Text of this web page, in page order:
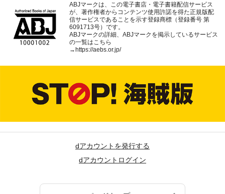
ABJマークは、この電子書店・電子書籍配信サービス
が、著作権者からコンテンツ使用許諾を得た正規版配
信サービスであることを示す登録商標（登録番号 第
6091713号）です。
ABJマークの詳細、ABJマークを掲示しているサービス
の一覧はこちら
→https://aebs.or.jp/
dアカウントを発行する
dアカウントログイン